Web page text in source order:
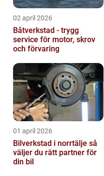
02 april 2026
Båtverkstad - trygg
service för motor, skrov
och förvaring
01 april 2026
Bilverkstad i norrtälje så
väljer du rätt partner för
din bil